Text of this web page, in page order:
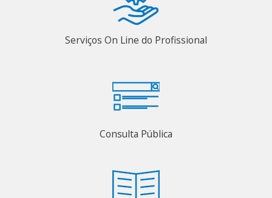
Serviços On Line do Profissional
Consulta Pública